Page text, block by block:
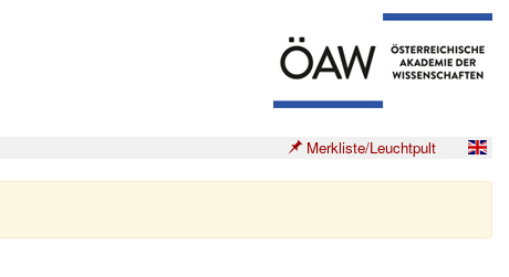
Merkliste/Leuchtpult